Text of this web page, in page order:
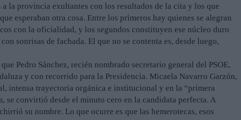
a la provincia exultantes con los resultados de la cita y los que
esperaban otra cosa. Entre los primeros hay quienes se alegran
con la oficialidad, y los segundos constituyen ese núcleo duro
sonrisas de fachada. El que no se contenta es, desde luego,
Pedro Sánchez, recién nombrado secretario general del PSOE,
y con recorrido para la Presidencia. Micaela Navarro Garzón,
intensa trayectoria orgánica e institucional y en la “primera
se convirtió desde el minuto cero en la candidata perfecta. A
su nombre. Lo que ocurre es que las hemerotecas, esos